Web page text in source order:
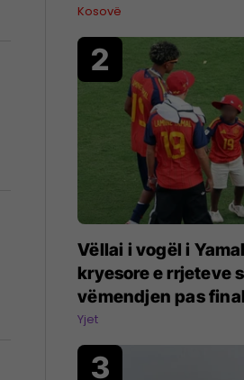
Kosovë
Vëllai i vogël i
kryesore e rrjeteve
vëmendjen pas
Botës
Yjet